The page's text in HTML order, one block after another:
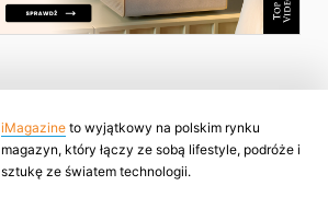
iMagazine to wyjątkowy na polskim rynku
magazyn, który łączy ze sobą lifestyle, podróże i
sztukę ze światem technologii.